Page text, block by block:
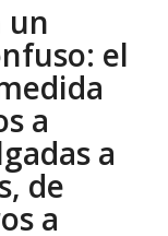
un
el
a
a
de
a